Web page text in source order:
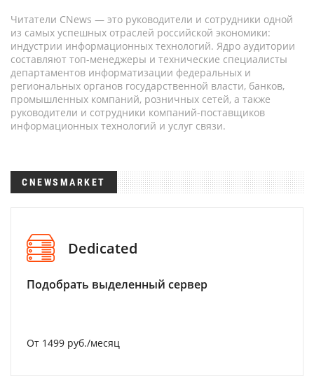
Читатели CNews — это руководители и сотрудники одной
из самых успешных отраслей российской экономики:
индустрии информационных технологий. Ядро аудитории
составляют топ-менеджеры и технические специалисты
департаментов информатизации федеральных и
региональных органов государственной власти, банков,
промышленных компаний, розничных сетей, а также
руководители и сотрудники компаний-поставщиков
информационных технологий и услуг связи.
CNEWSMARKET
Dedicated
Подобрать выделенный сервер
От 1499 руб./месяц